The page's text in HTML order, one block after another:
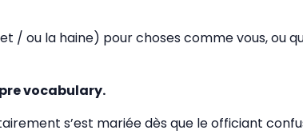
/ ou la haine) pour choses comme vous, ou
vocabulary.
s’est mariée dès que le officiant